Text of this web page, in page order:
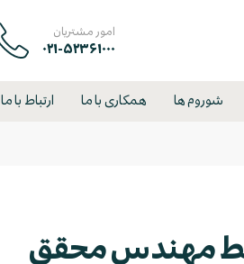
امور مشتریان
۰۲۱-۵۲۳۶۱۰۰۰
شوروم ها همکاری با ما ارتباط با ما